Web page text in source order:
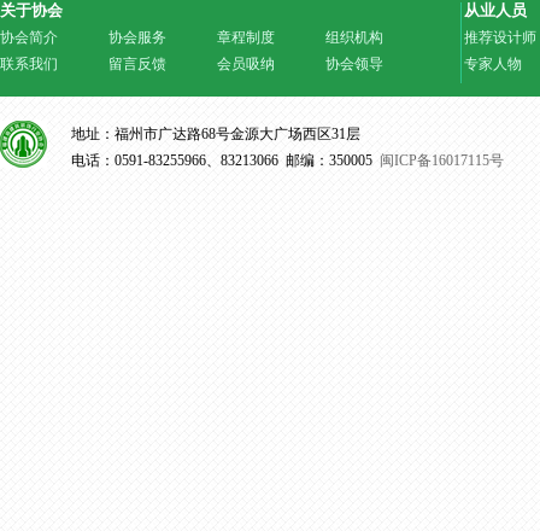
关于协会
协会简介 协会服务 章程制度
组织机构
联系我们
留言反馈 会员吸纳 协会领导
从业人员
推荐设计师
专家人物
地址：福州市广达路68号金源大广场西区31层
电话：0591-83255966、83213066 邮编：350005 闽ICP备16017115号